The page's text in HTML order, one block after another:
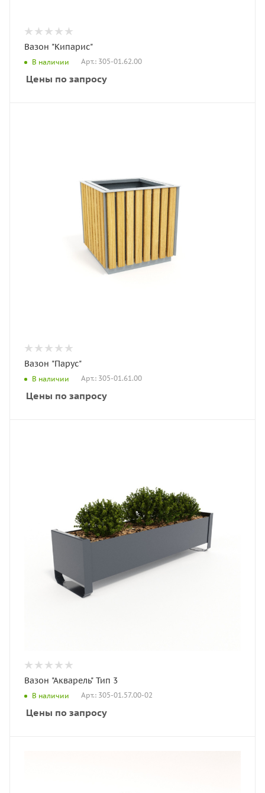
Вазон "Кипарис"
В наличии Арт.: 305-01.62.00
Цены по запросу
Вазон "Парус"
В наличии Арт.: 305-01.61.00
Цены по запросу
Вазон "Акварель" Тип 3
В наличии Арт.: 305-01.57.00-02
Цены по запросу